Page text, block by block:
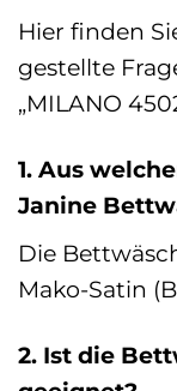
Hier finden
gestellte
„MILANO
1. Aus
Janine
Die
Mako-Satin
2. Ist die